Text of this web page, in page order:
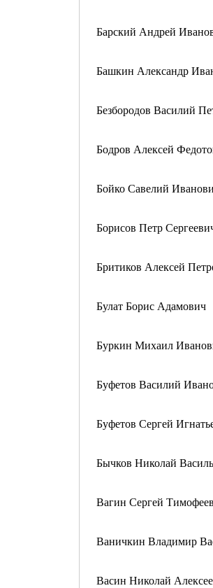
Барский Андрей
Башкин Александр
Безбородов Василий
Бодров Алексей
Бойко Савелий
Борисов Петр
Бритиков Алексей
Булат Борис Адамович
Буркин Михаил
Буфетов Василий
Буфетов Сергей
Бычков Николай
Вагин Сергей
Ваничкин Владимир
Васин Николай